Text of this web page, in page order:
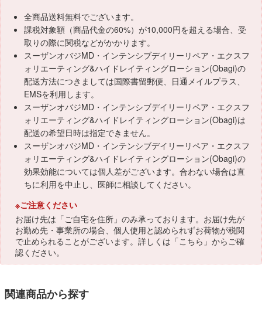
全商品送料無料でございます。
課税対象額（商品代金の60%）が10,000円を超える場合、受
取りの際に関税などがかかります。
スーザンオバジMD・インテンシブデイリーリペア・エクスフ
ォリエーティング&ハイドレイティングローション(Obagi)の
配送方法につきましては国際書留郵便、日通メイルプラス、
EMSを利用します。
スーザンオバジMD・インテンシブデイリーリペア・エクスフ
ォリエーティング&ハイドレイティングローション(Obagi)は
配送の希望日時は指定できません。
スーザンオバジMD・インテンシブデイリーリペア・エクスフ
ォリエーティング&ハイドレイティングローション(Obagi)の
効果効能については個人差がございます。合わない場合は直
ちに利用を中止し、医師に相談してください。
※ご注意ください
お届け先は「ご自宅を住所」のみ承っております。お届け先が
お勤め先・事業所の場合、個人使用と認められずお荷物が税関
で止められることがございます。詳しくは「こちら 」からご確
認ください。
関連商品から探す